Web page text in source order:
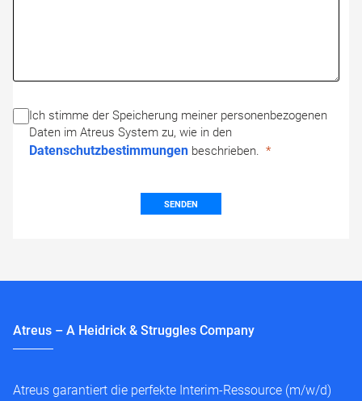
Ich stimme der Speicherung meiner personenbezogenen
Daten im Atreus System zu, wie in den
Datenschutzbestimmungen beschrieben.
SENDEN
Atreus – A Heidrick & Struggles Company
Atreus garantiert die perfekte Interim-Ressource (m/w/d)